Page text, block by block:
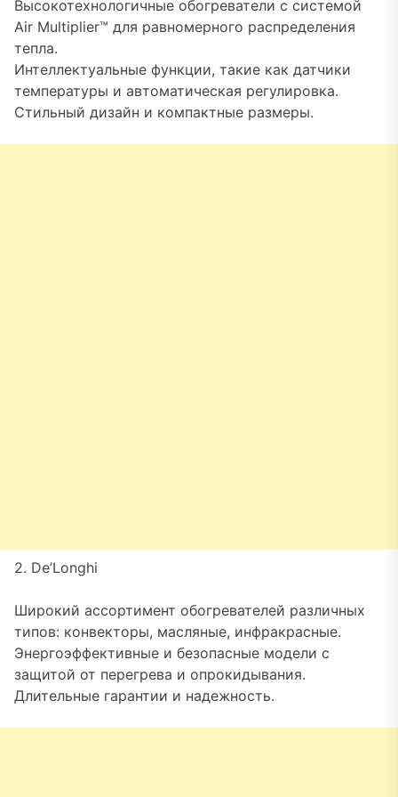
Высокотехнологичные обогреватели с системой
Air Multiplier™ для равномерного распределения
тепла.
Интеллектуальные функции, такие как датчики
температуры и автоматическая регулировка.
Стильный дизайн и компактные размеры.
2. De’Longhi
Широкий ассортимент обогревателей различных
типов: конвекторы, масляные, инфракрасные.
Энергоэффективные и безопасные модели с
защитой от перегрева и опрокидывания.
Длительные гарантии и надежность.